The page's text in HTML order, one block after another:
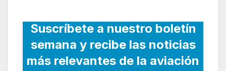
Suscríbete a nuestro boletín
semana y recibe las noticias
más relevantes de la aviación